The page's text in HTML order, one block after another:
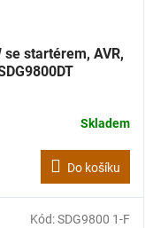
startérem, AVR,
Skladem
Do košíku
Kód:SDG9800 1-F